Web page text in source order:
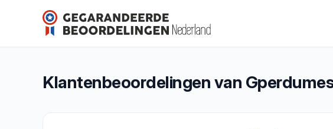
Gperdumesaiguilles
Algemene beoordeling: 9,5 van 10
9,5/10(1 896 beoordelingen)
Klantenbeoordelingen van